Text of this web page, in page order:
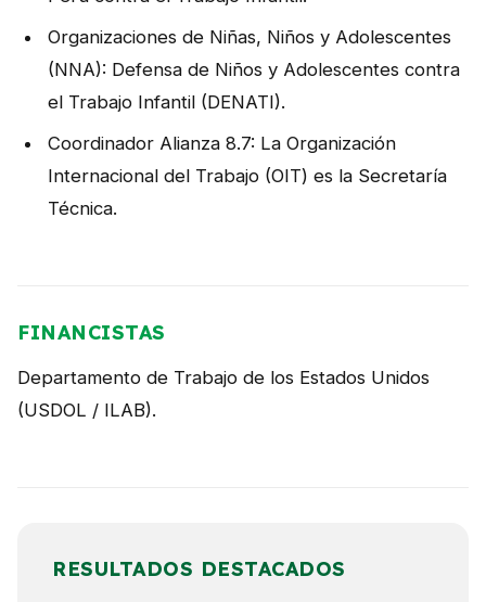
Organizaciones de Niñas, Niños y Adolescentes
(NNA): Defensa de Niños y Adolescentes contra
el Trabajo Infantil (DENATI).
Coordinador Alianza 8.7: La Organización
Internacional del Trabajo (OIT) es la Secretaría
Técnica.
FINANCISTAS
Departamento de Trabajo de los Estados Unidos
(USDOL / ILAB).
RESULTADOS DESTACADOS